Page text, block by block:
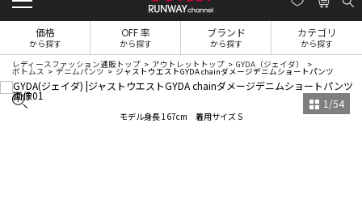
価格
から探す
OFF 率
から探す
ブランド
から探す
カテゴリ
から探す
レディースファッション通販トップ アウトレットトップ GYDA（ジェイダ）
ボトムス デニムパンツ ジャストウエストGYDA chainダメージデニムショートパンツ
モデル身長 167cm 着用サイズ S
1 /54